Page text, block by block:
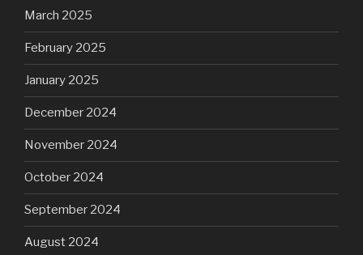
March 2025
February 2025
January 2025
December 2024
November 2024
October 2024
September 2024
August 2024